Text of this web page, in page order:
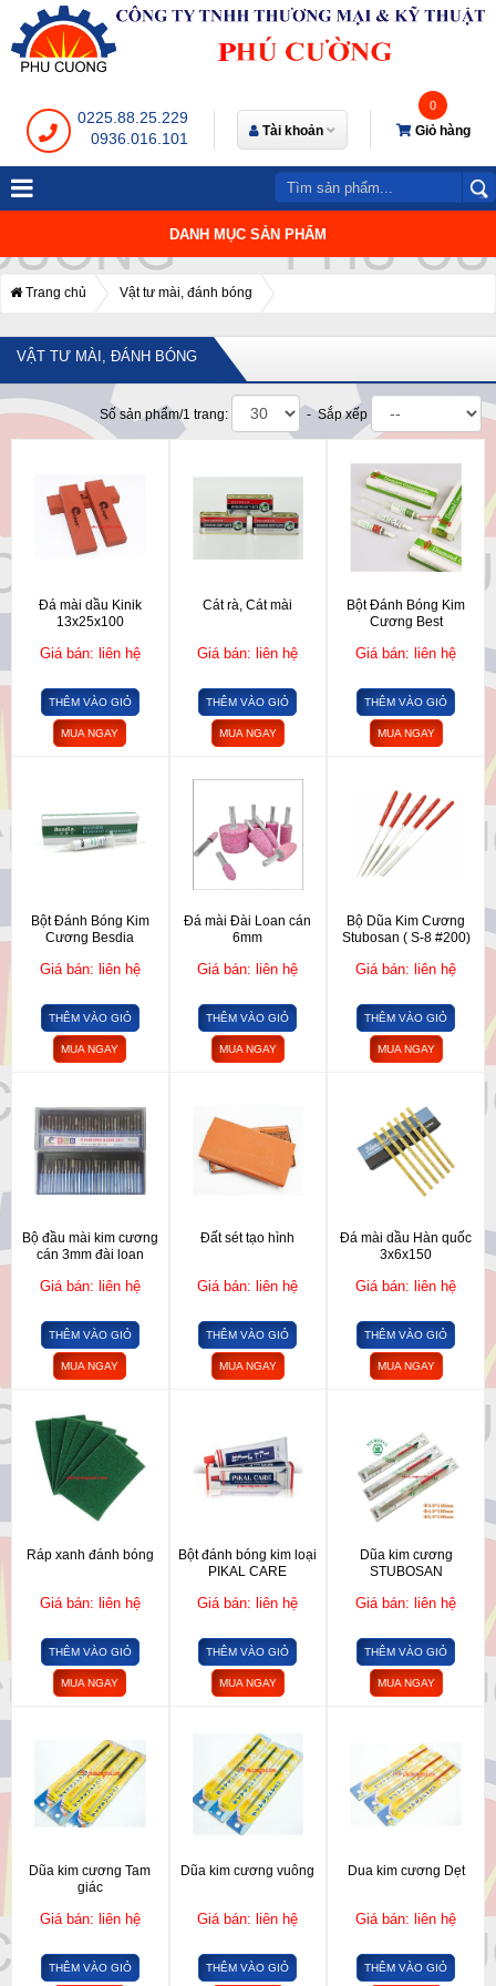
0225.88.25.229
0936.016.101
Tài khoản
0
Giỏ hàng
DANH MỤC SẢN PHẨM
Trang chủ Vật tư mài, đánh bóng
VẬT TƯ MÀI, ĐÁNH BÓNG
Số sản phẩm/1 trang: - Sắp xếp
Đá mài dầu Kinik
13x25x100
Giá bán: liên hệ
THÊM VÀO GIỎ
MUA NGAY
Cát rà, Cát mài
Giá bán: liên hệ
THÊM VÀO GIỎ
MUA NGAY
Bột Đánh Bóng Kim
Cương Best
Giá bán: liên hệ
THÊM VÀO GIỎ
MUA NGAY
Bột Đánh Bóng Kim
Cương Besdia
Giá bán: liên hệ
THÊM VÀO GIỎ
MUA NGAY
Đá mài Đài Loan cán
6mm
Giá bán: liên hệ
THÊM VÀO GIỎ
MUA NGAY
Bộ Dũa Kim Cương
Stubosan ( S-8 #200)
Giá bán: liên hệ
THÊM VÀO GIỎ
MUA NGAY
Bộ đầu mài kim cương
cán 3mm đài loan
Giá bán: liên hệ
THÊM VÀO GIỎ
MUA NGAY
Đất sét tạo hình
Giá bán: liên hệ
THÊM VÀO GIỎ
MUA NGAY
Đá mài dầu Hàn quốc
3x6x150
Giá bán: liên hệ
THÊM VÀO GIỎ
MUA NGAY
Ráp xanh đánh bóng
Giá bán: liên hệ
THÊM VÀO GIỎ
MUA NGAY
Bột đánh bóng kim loại
PIKAL CARE
Giá bán: liên hệ
THÊM VÀO GIỎ
MUA NGAY
Dũa kim cương
STUBOSAN
Giá bán: liên hệ
THÊM VÀO GIỎ
MUA NGAY
Dũa kim cương Tam
giác
Giá bán: liên hệ
THÊM VÀO GIỎ
Dũa kim cương vuông
Giá bán: liên hệ
THÊM VÀO GIỎ
Dua kim cương Dẹt
Giá bán: liên hệ
THÊM VÀO GIỎ